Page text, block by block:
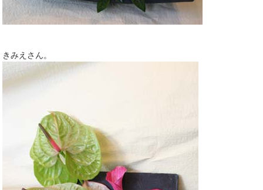
きみえさん。